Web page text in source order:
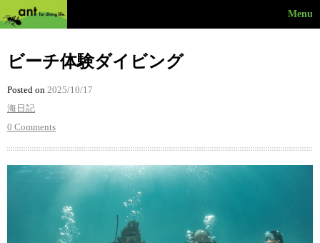
Menu
ビーチ体験ダイビング
Posted on 2025/10/17
海日記
0 Comments